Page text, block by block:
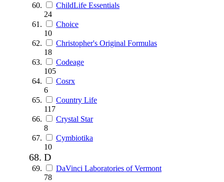
ChildLife Essentials
24
Choice
10
Christopher's Original Formulas
18
Codeage
105
Cosrx
6
Country Life
117
Crystal Star
8
Cymbiotika
10
D
DaVinci Laboratories of Vermont
78